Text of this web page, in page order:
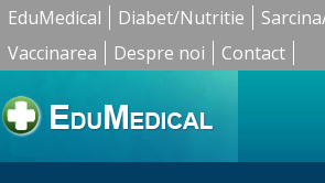
EduMedical Diabet/Nutritie
Vaccinarea
Despre noi Contact